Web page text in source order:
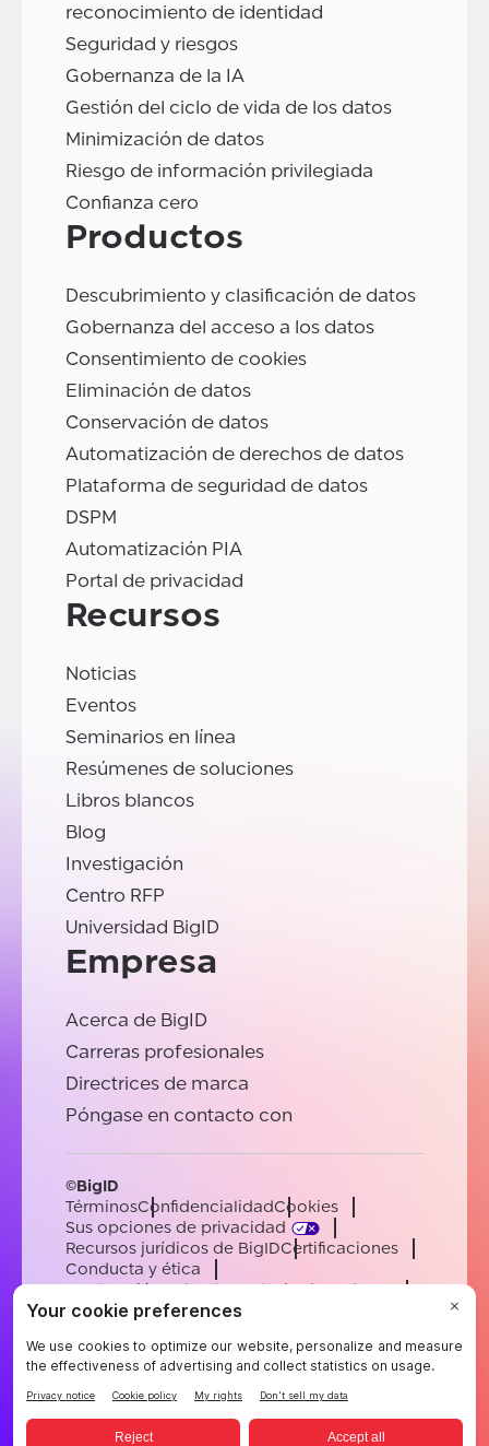
reconocimiento de identidad
Seguridad y riesgos
Gobernanza de la IA
Gestión del ciclo de vida de los datos
Minimización de datos
Riesgo de información privilegiada
Confianza cero
Productos
Descubrimiento y clasificación de datos
Gobernanza del acceso a los datos
Consentimiento de cookies
Eliminación de datos
Conservación de datos
Automatización de derechos de datos
Plataforma de seguridad de datos
DSPM
Automatización PIA
Portal de privacidad
Recursos
Noticias
Eventos
Seminarios en línea
Resúmenes de soluciones
Libros blancos
Blog
Investigación
Centro RFP
Universidad BigID
Empresa
Acerca de BigID
Carreras profesionales
Directrices de marca
Póngase en contacto con
©BigID
TérminosConfidencialidadCookies
Sus opciones de privacidad
Recursos jurídicos de BigIDCertificaciones
Conducta y ética
Declaración sobre la esclavitud moderna
SubprocesadoresAyuda
EnglishGermanFrenchSpanishPortuguese